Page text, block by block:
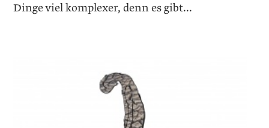
Dinge viel komplexer, denn es gibt...